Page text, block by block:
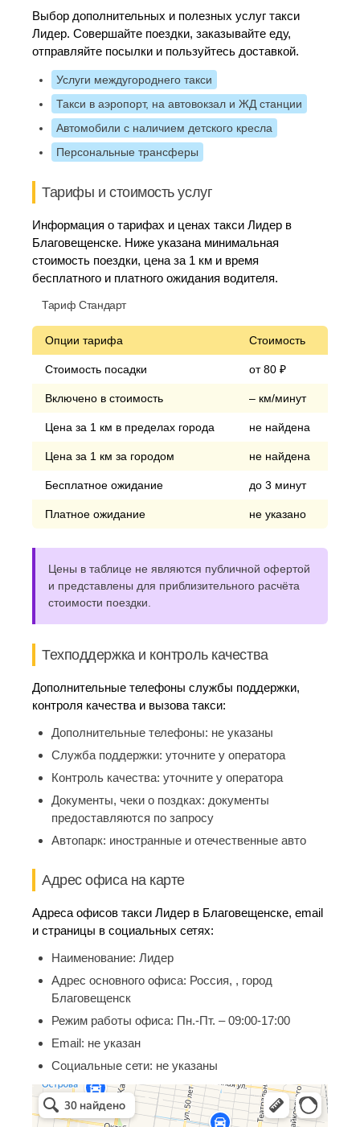
Выбор дополнительных и полезных услуг такси
Лидер. Совершайте поездки, заказывайте еду,
отправляйте посылки и пользуйтесь доставкой.
Услуги междугороднего такси
Такси в аэропорт, на автовокзал и ЖД станции
Автомобили с наличием детского кресла
Персональные трансферы
Тарифы и стоимость услуг
Информация о тарифах и ценах такси Лидер в
Благовещенске. Ниже указана минимальная
стоимость поездки, цена за 1 км и время
бесплатного и платного ожидания водителя.
Тариф Стандарт
Опции тарифа Стоимость
Стоимость посадки от 80 ₽
Включено в стоимость – км/минут
Цена за 1 км в пределах города не найдена
Цена за 1 км за городом не найдена
Бесплатное ожидание до 3 минут
Платное ожидание не указано
Цены в таблице не являются публичной офертой
и представлены для приблизительного расчёта
стоимости поездки.
Техподдержка и контроль качества
Дополнительные телефоны службы поддержки,
контроля качества и вызова такси:
Дополнительные телефоны: не указаны
Служба поддержки: уточните у оператора
Контроль качества: уточните у оператора
Документы, чеки о поздках: документы
предоставляются по запросу
Автопарк: иностранные и отечественные авто
Адрес офиса на карте
Адреса офисов такси Лидер в Благовещенске, email
и страницы в социальных сетях:
Наименование: Лидер
Адрес основного офиса: Россия, , город
Благовещенск
Режим работы офиса: Пн.-Пт. – 09:00-17:00
Email: не указан
Социальные сети: не указаны